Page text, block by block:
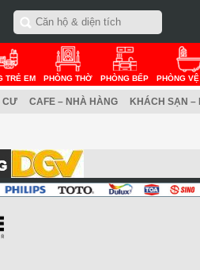
TRẺ EM PHÒNG THỜ PHÒNG BẾP PHÒNG
CƯ CAFE – NHÀ HÀNG KHÁCH SẠN –